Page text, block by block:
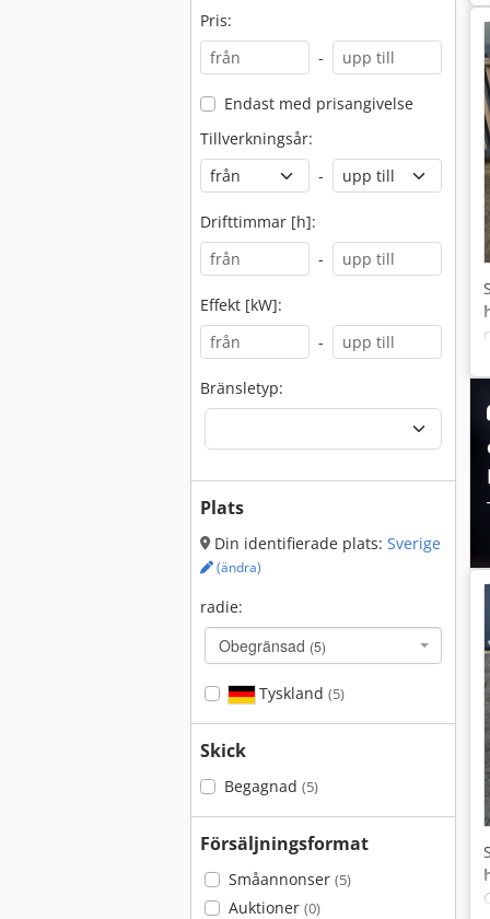
Pris:
-
Endast med prisangivelse
Tillverkningsår:
-
Drifttimmar [h]:
-
Effekt [kW]:
-
Bränsletyp:
Plats
Din identifierade plats: Sverige
(ändra)
radie:
Obegränsad (5)
Tyskland (5)
Skick
Begagnad (5)
Försäljningsformat
Småannonser (5)
Auktioner (0)